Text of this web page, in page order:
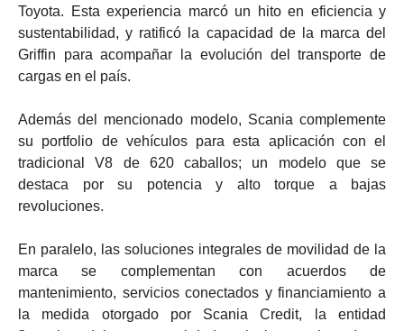
Toyota. Esta experiencia marcó un hito en eficiencia y
sustentabilidad, y ratificó la capacidad de la marca del
Griffin para acompañar la evolución del transporte de
cargas en el país.
Además del mencionado modelo, Scania complemente
su portfolio de vehículos para esta aplicación con el
tradicional V8 de 620 caballos; un modelo que se
destaca por su potencia y alto torque a bajas
revoluciones.
En paralelo, las soluciones integrales de movilidad de la
marca se complementan con acuerdos de
mantenimiento, servicios conectados y financiamiento a
la medida otorgado por Scania Credit, la entidad